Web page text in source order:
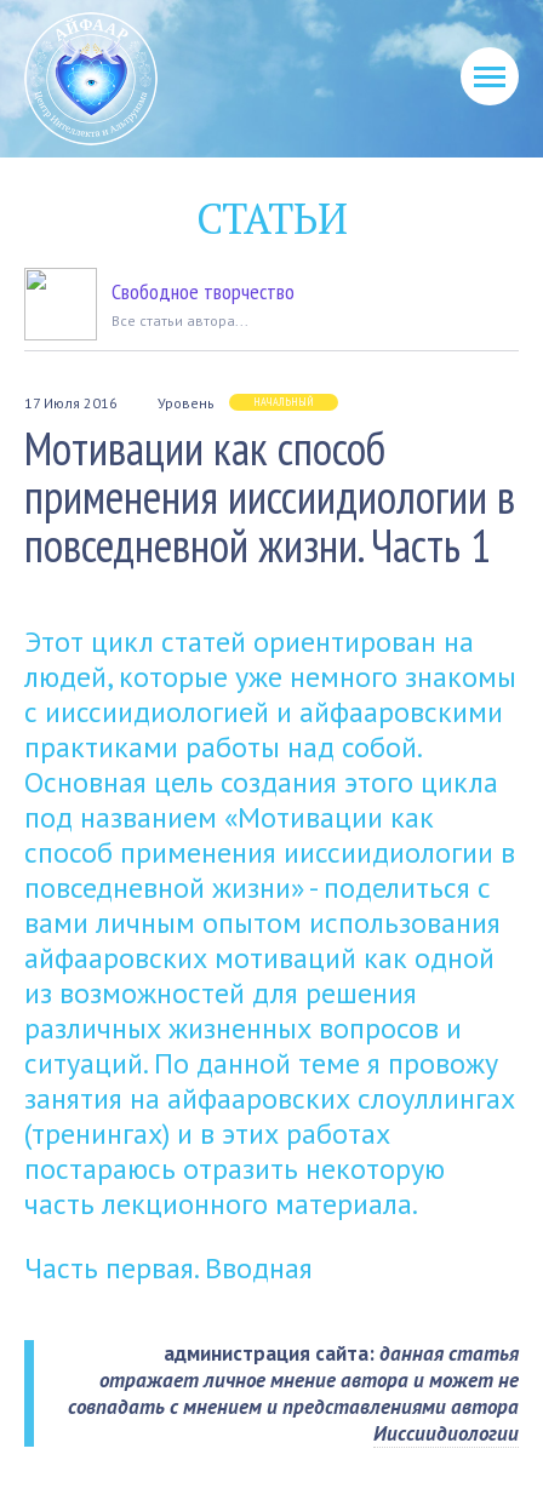
СТАТЬИ
Свободное творчество
Вcе статьи автора...
17 Июля 2016 Уровень НАЧАЛЬНЫЙ
Мотивации как способ
применения ииссиидиологии в
повседневной жизни. Часть 1
Этот цикл статей ориентирован на
людей, которые уже немного знакомы
с ииссиидиологией и айфааровскими
практиками работы над собой.
Основная цель создания этого цикла
под названием «Мотивации как
способ применения ииссиидиологии в
повседневной жизни» - поделиться с
вами личным опытом использования
айфааровских мотиваций как одной
из возможностей для решения
различных жизненных вопросов и
ситуаций. По данной теме я провожу
занятия на айфааровских слоуллингах
(тренингах) и в этих работах
постараюсь отразить некоторую
часть лекционного материала.
Часть первая. Вводная
администрация сайта:данная статья
отражает личное мнение автора и может не
совпадать с мнением и представлениями автора
Ииссиидиологии